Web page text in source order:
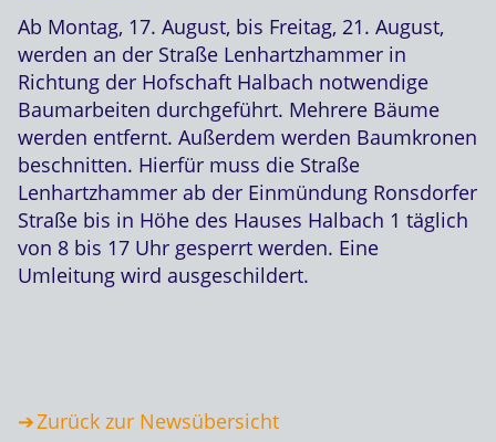
Ab Montag, 17. August, bis Freitag, 21. August,
werden an der Straße Lenhartzhammer in
Richtung der Hofschaft Halbach notwendige
Baumarbeiten durchgeführt. Mehrere Bäume
werden entfernt. Außerdem werden Baumkronen
beschnitten. Hierfür muss die Straße
Lenhartzhammer ab der Einmündung Ronsdorfer
Straße bis in Höhe des Hauses Halbach 1 täglich
von 8 bis 17 Uhr gesperrt werden. Eine
Umleitung wird ausgeschildert.
Zurück zur Newsübersicht